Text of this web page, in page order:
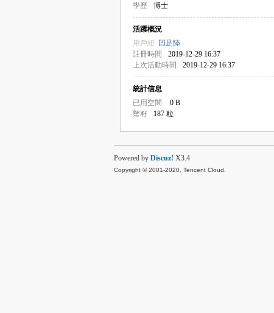
學歷
博士
活躍概況
用戶組
凹足陸
註冊時間
2019-12-29 16:37
上次活動時間
2019-12-29 16:37
統計信息
已用空間
0 B
蟹籽
187 粒
Powered by Discuz! X3.4
Copyright © 2001-2020, Tencent Cloud.